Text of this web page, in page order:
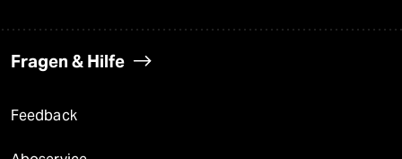
Fragen & Hilfe
Feedback